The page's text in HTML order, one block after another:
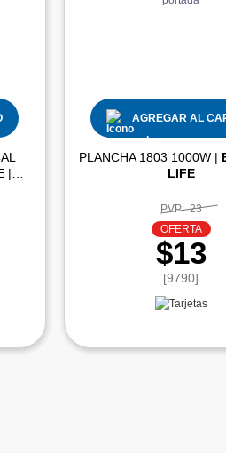
|
AGREGAR AL
PLANCHA 1803 1000W |
LIFE
PVP: 23
OFERTA
$13
[9790]